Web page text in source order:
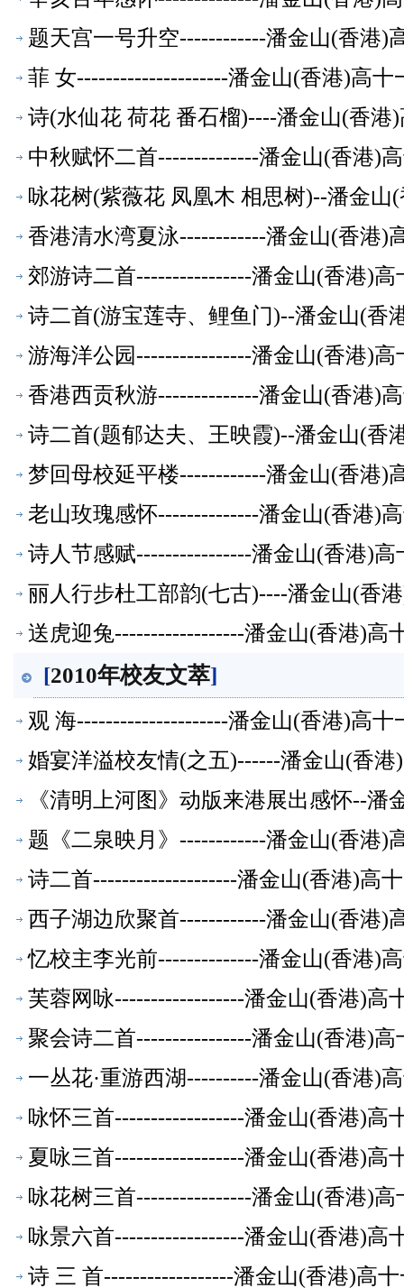
题天宫一号升空------------潘金山(香港)
菲 女---------------------潘金山(香港)高十
诗(水仙花 荷花 番石榴)----潘金山(香港
中秋赋怀二首--------------潘金山(香港)
咏花树(紫薇花 凤凰木 相思树)--潘金山
香港清水湾夏泳------------潘金山(香港)
郊游诗二首----------------潘金山(香港)
诗二首(游宝莲寺、鲤鱼门)--潘金山(香
游海洋公园----------------潘金山(香港)
香港西贡秋游--------------潘金山(香港)
诗二首(题郁达夫、王映霞)--潘金山(香
梦回母校延平楼------------潘金山(香港)
老山玫瑰感怀--------------潘金山(香港)
诗人节感赋----------------潘金山(香港)
丽人行步杜工部韵(七古)----潘金山(香
送虎迎兔------------------潘金山(香港)高
[2010年校友文萃]
观 海---------------------潘金山(香港)高十
婚宴洋溢校友情(之五)------潘金山(香
《清明上河图》动版来港展出感怀--
题《二泉映月》------------潘金山(香港)
诗二首--------------------潘金山(香港)高
西子湖边欣聚首------------潘金山(香港)
忆校主李光前--------------潘金山(香港)
芙蓉网咏------------------潘金山(香港)高
聚会诗二首----------------潘金山(香港)
一丛花·重游西湖----------潘金山(香港)
咏怀三首------------------潘金山(香港)高
夏咏三首------------------潘金山(香港)高
咏花树三首----------------潘金山(香港)
咏景六首------------------潘金山(香港)高
诗 三 首------------------潘金山(香港)高